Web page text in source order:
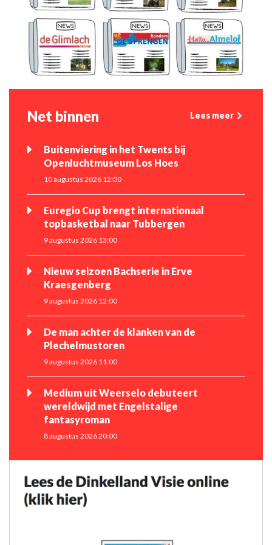
Net binnen Lees meer
Buitenviering in het Twents bij
Openluchtmuseum Los Hoes
10 augustus 2026 12:00
Euregio Cup brengt internationaal
topbasketbal naar Tubbergen
9 augustus 2026 13:00
Nieuw seizoen Bachserie in Erve
Kraesgenberg
9 augustus 2026 12:00
De man achter de klanken van de
Plechelmustoren
9 augustus 2026 11:00
Medium uit Weerselo debuteert
wereldwijd met Engelstalige
fantasyroman
8 augustus 2026 20:00